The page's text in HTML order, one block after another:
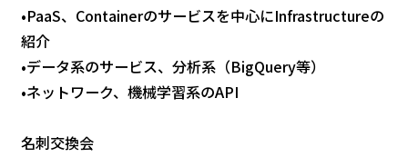
•PaaS、Containerのサービスを中心にInfrastructureの
紹介
•データ系のサービス、分析系（BigQuery等）
•ネットワーク、機械学習系のAPI
名刺交換会